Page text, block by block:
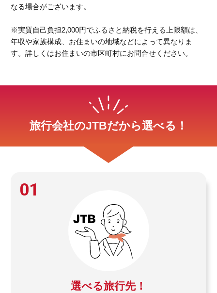
なる場合がございます。
※実質自己負担2,000円でふるさと納税を行える上限額は、
年収や家族構成、お住まいの地域などによって異なりま
す。詳しくはお住まいの市区町村にお問合せください。
旅行会社のJTBだから選べる！
01
選べる旅行先！